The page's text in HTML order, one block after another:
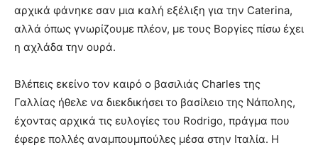
αρχικά φάνηκε σαν μια καλή εξέλιξη για την Caterina,
αλλά όπως γνωρίζουμε πλέον, με τους Βοργίες πίσω έχει
η αχλάδα την ουρά.
Βλέπεις εκείνο τον καιρό ο βασιλιάς Charles της
Γαλλίας ήθελε να διεκδικήσει το βασίλειο της Νάπολης,
έχοντας αρχικά τις ευλογίες του Rodrigo, πράγμα που
έφερε πολλές αναμπουμπούλες μέσα στην Ιταλία. Η